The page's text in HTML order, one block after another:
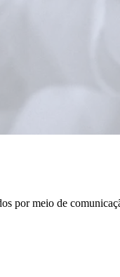
por meio de